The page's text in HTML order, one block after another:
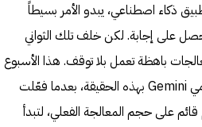
ذكاء اصطناعي، يبدو الأمر بسيطاً
على إجابة. لكن خلف تلك الثواني
باهظة تعمل بلا توقف. هذا الأسبوع
أعادت Google تذكير مستخدمي Gemini بهذه الحقيقة، بعدما فعّلت
على حجم المعالجة الفعلي، لتبدأ